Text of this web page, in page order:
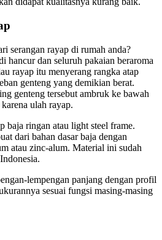
serangan rayap di rumah anda?
hancur dan seluruh pakaian beraroma
rayap itu menyerang rangka atap
genteng yang demikian berat.
genteng tersebut ambruk ke bawah
ulah rayap.
baja ringan atau light steel frame.
dari bahan dasar baja dengan
atau zinc-alum. Material ini sudah
lempengan panjang dengan profil
sesuai fungsi masing-masing